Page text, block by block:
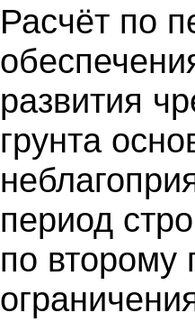
Расчёт по
развития
грунта
период
по второму